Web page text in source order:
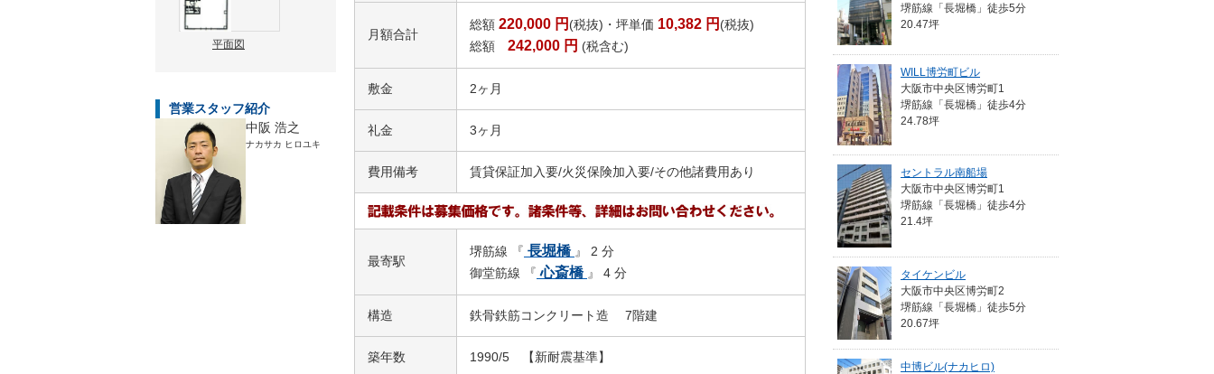
平面図
営業スタッフ紹介
中阪 浩之
ナカサカ ヒロユキ
月額合計
総額 220,000 円 (税抜)・坪単価 10,382 円 (税抜)
総額 242,000 円 (税含む)
敷金 2ヶ月
礼金 3ヶ月
費用備考 賃貸保証加入要/火災保険加入要/その他諸費用あり
最寄駅
堺筋線 『 長堀橋 』 2 分
御堂筋線 『 心斎橋 』 4 分
構造 鉄骨鉄筋コンクリート造 7階建
築年数 1990/5 【新耐震基準】
堺筋線「長堀橋」徒歩5分
20.47坪
WILL博労町ビル
大阪市中央区博労町1
堺筋線「長堀橋」徒歩4分
24.78坪
セントラル南船場
大阪市中央区博労町1
堺筋線「長堀橋」徒歩4分
21.4坪
タイケンビル
大阪市中央区博労町2
堺筋線「長堀橋」徒歩5分
20.67坪
中博ビル(ナカヒロ)